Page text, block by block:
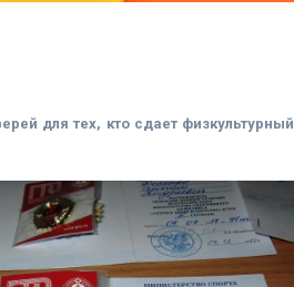
для тех, кто сдает физкультурный